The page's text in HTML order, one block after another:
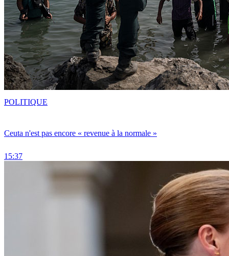
Ceuta n'est pas encore « revenue à la normale »
15:37
POLITIQUE